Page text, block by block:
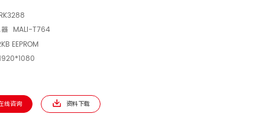
器 MALI-T764
EEPROM
线咨询 资料下载